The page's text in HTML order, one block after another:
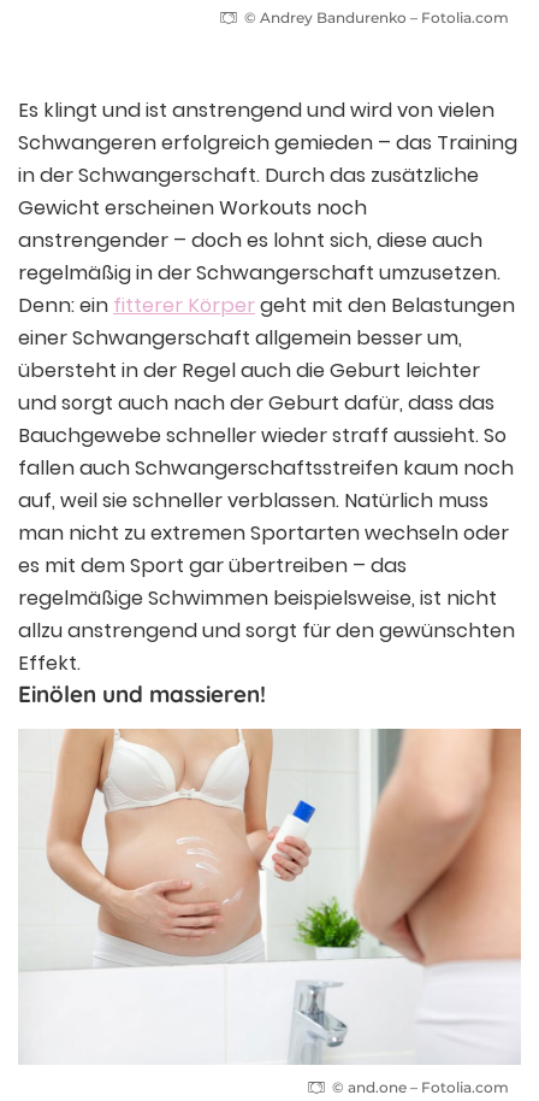
© Andrey Bandurenko – Fotolia.com
Es klingt und ist anstrengend und wird von vielen
Schwangeren erfolgreich gemieden – das Training
in der Schwangerschaft. Durch das zusätzliche
Gewicht erscheinen Workouts noch
anstrengender – doch es lohnt sich, diese auch
regelmäßig in der Schwangerschaft umzusetzen.
Denn: ein fitterer Körpergeht mit den Belastungen
einer Schwangerschaft allgemein besser um,
übersteht in der Regel auch die Geburt leichter
und sorgt auch nach der Geburt dafür, dass das
Bauchgewebe schneller wieder straff aussieht. So
fallen auch Schwangerschaftsstreifen kaum noch
auf, weil sie schneller verblassen. Natürlich muss
man nicht zu extremen Sportarten wechseln oder
es mit dem Sport gar übertreiben – das
regelmäßige Schwimmen beispielsweise, ist nicht
allzu anstrengend und sorgt für den gewünschten
Effekt.
Einölen und massieren!
© and.one – Fotolia.com